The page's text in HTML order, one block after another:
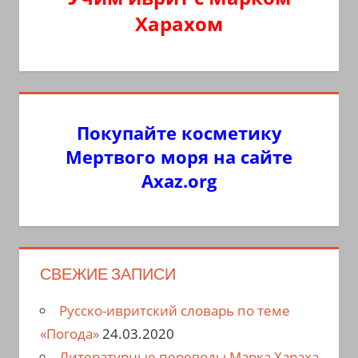
Харахом
Покупайте косметику
Мертвого моря на сайте
Axaz.org
СВЕЖИЕ ЗАПИСИ
Русско-ивритский словарь по теме
«Погода»24.03.2020